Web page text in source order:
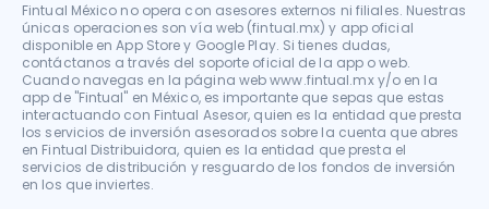
Fintual México no opera con asesores externos ni filiales. Nuestras
únicas operaciones son vía web (fintual.mx) y app oficial
disponible en App Store y Google Play. Si tienes dudas,
contáctanos a través del soporte oficial de la app o web.
Cuando navegas en la página web www.fintual.mx y/o en la
app de "Fintual" en México, es importante que sepas que estas
interactuando con Fintual Asesor, quien es la entidad que presta
los servicios de inversión asesorados sobre la cuenta que abres
en Fintual Distribuidora, quien es la entidad que presta el
servicios de distribución y resguardo de los fondos de inversión
en los que inviertes.